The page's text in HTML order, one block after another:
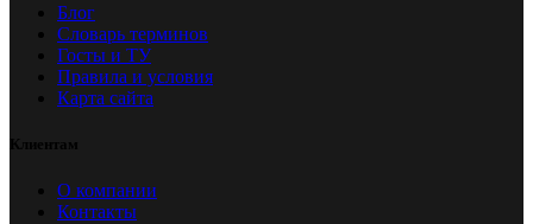
Блог
Словарь терминов
Госты и ТУ
Правила и условия
Карта сайта
Клиентам
О компании
Контакты